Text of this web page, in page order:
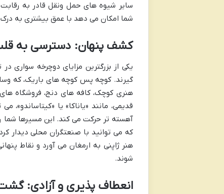
سایر شیوه های حمل ونقل قادر به
شما امکان می دهد با عمق بیشتری به
کشف پنهان: دسترسی به
یکی از بزرگترین مزایای دوچرخه سواری
گیرند. کوچه پس کوچه های باریک، که
هنری کوچک، کافه های دنج، فروشگاه
قدیمی، مانند «یاناکا» یا
آهسته تر حرکت می کند. این مسیرها شما
که می توانید با صنعتگران محلی دیدار
هنر ژاپنی به ارمغان می آورد و نقاط
شوند.
انعطاف پذیری و آزادی: